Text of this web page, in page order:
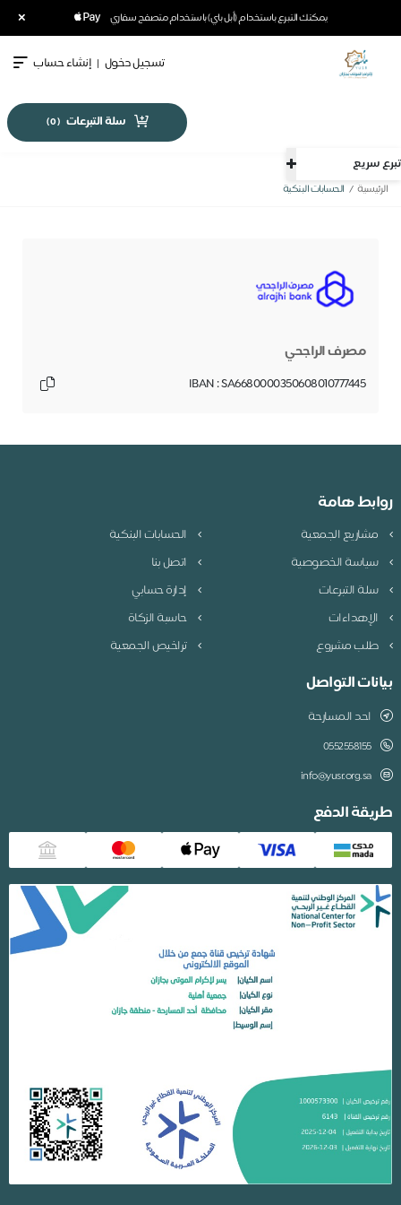
يمكنك التبرع باستخدام (أبل باي) باستخدام متصفح سفاري ×
تبرع سريع
تسجيل دخول | إنشاء حساب
سلة التبرعات (
0
)
الرئيسية الحسابات البنكية
مصرف الراجحي
IBAN : SA6680000350608010777445
روابط هامة
مشاريع الجمعية
الحسابات البنكية
سياسة الخصوصية
اتصل بنا
سلة التبرعات
إدارة حسابي
الإهداءات
حاسبة الزكاة
طلب مشروع
تراخيص الجمعية
بيانات التواصل
احد المسارحة
0552558155
info@yusr.org.sa
طريقة الدفع